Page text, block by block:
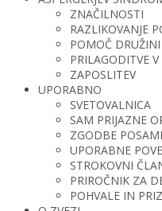
ZNAČILNOSTI
RAZLIKOVANJE
POMOČ DRUŽINI
PRILAGODITVE
ZAPOSLITEV
UPORABNO
SVETOVALNICA
SAM PRIJAZNE
ZGODBE
UPORABNE
STROKOVNI
PRIROČNIK ZA
POHVALE IN